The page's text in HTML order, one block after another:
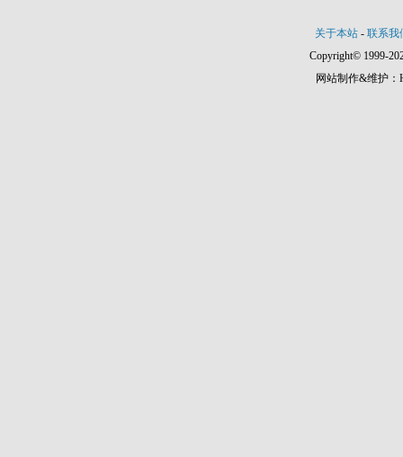
关于本站 - 联系我
Copyright© 1999-
网站制作&维护